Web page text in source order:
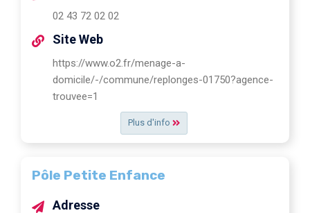
Plus d'info
02 43 72 02 02
Site Web
https://www.o2.fr/menage-a-
domicile/-/commune/replonges-01750?agence-
trouvee=1
Pôle Petite Enfance
Adresse